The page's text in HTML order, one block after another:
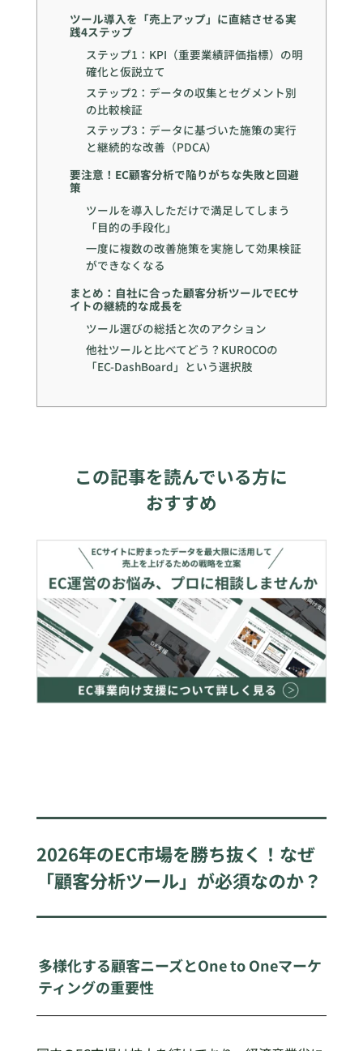
ツール導入を「売上アップ」に直結させる実
践4ステップ
ステップ1：KPI（重要業績評価指標）の明
確化と仮説立て
ステップ2：データの収集とセグメント別
の比較検証
ステップ3：データに基づいた施策の実行
と継続的な改善（PDCA）
要注意！EC顧客分析で陥りがちな失敗と回避
策
ツールを導入しただけで満足してしまう
「目的の手段化」
一度に複数の改善施策を実施して効果検証
ができなくなる
まとめ：自社に合った顧客分析ツールでECサ
イトの継続的な成長を
ツール選びの総括と次のアクション
他社ツールと比べてどう？KUROCOの
「EC-DashBoard」という選択肢
この記事を読んでいる方に
おすすめ
2026年のEC市場を勝ち抜く！なぜ
「顧客分析ツール」が必須なのか？
多様化する顧客ニーズとOne to Oneマーケ
ティングの重要性